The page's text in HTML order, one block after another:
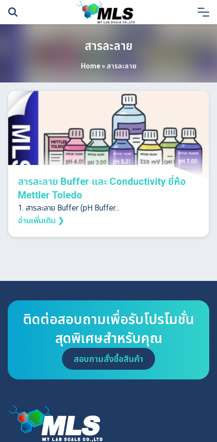
Skip
สารละลาย
Home» สารละลาย
สารละลาย Buffer และ Conductivity ยี่ห้อ
Mettler Toledo
1. สารละลาย Buffer (pH Buffer...
อ่านเพิ่มเติม ❯
ติดต่อสอบถามเพื่อรับโปรโมชั่น
สุดพิเศษสำหรับคุณ
สอบถามสั่งซื้อสินค้า